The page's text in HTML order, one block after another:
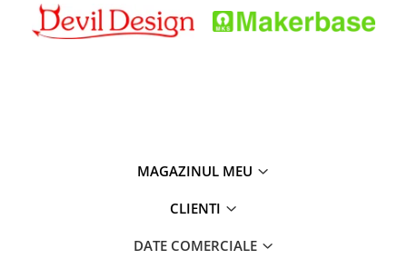
MAGAZINUL MEU
CLIENTI
DATE COMERCIALE